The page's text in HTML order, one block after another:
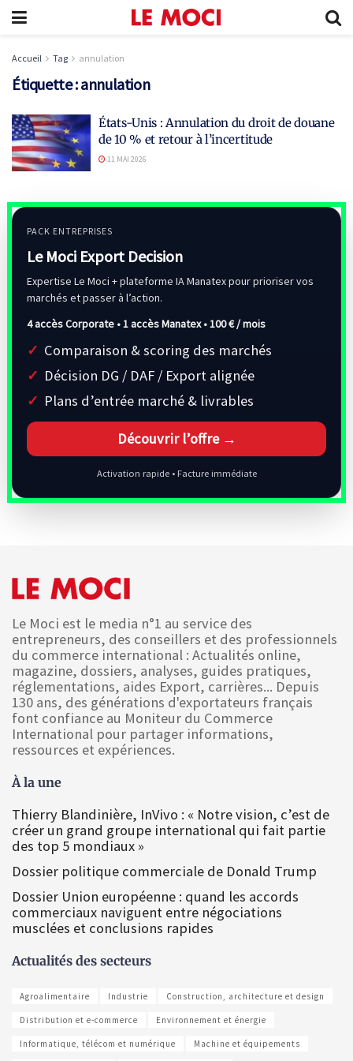
Accueil Tag annulation
Étiquette :annulation
États-Unis : Annulation du droit de douane
de 10 % et retour à l’incertitude
11 MAI 2026
PACK ENTREPRISES
Le Moci Export Decision
Expertise Le Moci + plateforme IA Manatex pour prioriser vos
marchés et passer à l’action.
4 accès Corporate • 1 accès Manatex •100 € / mois
Comparaison & scoring des marchés
Décision DG / DAF / Export alignée
Plans d’entrée marché & livrables
Découvrir l’offre →
Activation rapide • Facture immédiate
Le Moci est le media n°1 au service des
entrepreneurs, des conseillers et des professionnels
du commerce international : Actualités online,
magazine, dossiers, analyses, guides pratiques,
réglementations, aides Export, carrières... Depuis
130 ans, des générations d'exportateurs français
font confiance au Moniteur du Commerce
International pour partager informations,
ressources et expériences.
À la une
Thierry Blandinière, InVivo : « Notre vision, c’est de
créer un grand groupe international qui fait partie
des top 5 mondiaux »
Dossier politique commerciale de Donald Trump
Dossier Union européenne : quand les accords
commerciaux naviguent entre négociations
musclées et conclusions rapides
Actualités des secteurs
Agroalimentaire Industrie Construction, architecture et design
Distribution et e-commerce Environnement et énergie
Informatique, télécom et numérique Machine et équipements